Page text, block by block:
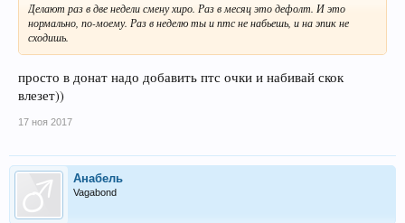
Делают раз в две недели смену хиро. Раз в месяц это дефолт. И это
нормально, по-моему. Раз в неделю ты и птс не набьешь, и на эпик не
сходишь.
просто в донат надо добавить птс очки и набивай скок
влезет))
17 ноя 2017
Анабель
Vagabond